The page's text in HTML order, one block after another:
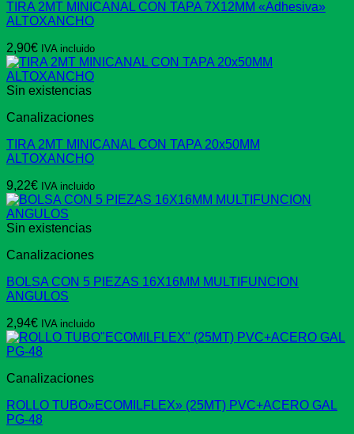
TIRA 2MT MINICANAL CON TAPA 7X12MM «Adhesiva»
ALTOXANCHO
2,90€ IVA incluido
Sin existencias
Canalizaciones
TIRA 2MT MINICANAL CON TAPA 20x50MM
ALTOXANCHO
9,22€ IVA incluido
Sin existencias
Canalizaciones
BOLSA CON 5 PIEZAS 16X16MM MULTIFUNCION
ANGULOS
2,94€ IVA incluido
Canalizaciones
ROLLO TUBO»ECOMILFLEX» (25MT) PVC+ACERO GAL
PG-48